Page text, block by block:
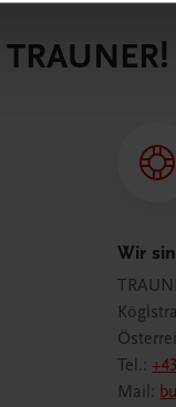
Wir
Tel.:
Mail: